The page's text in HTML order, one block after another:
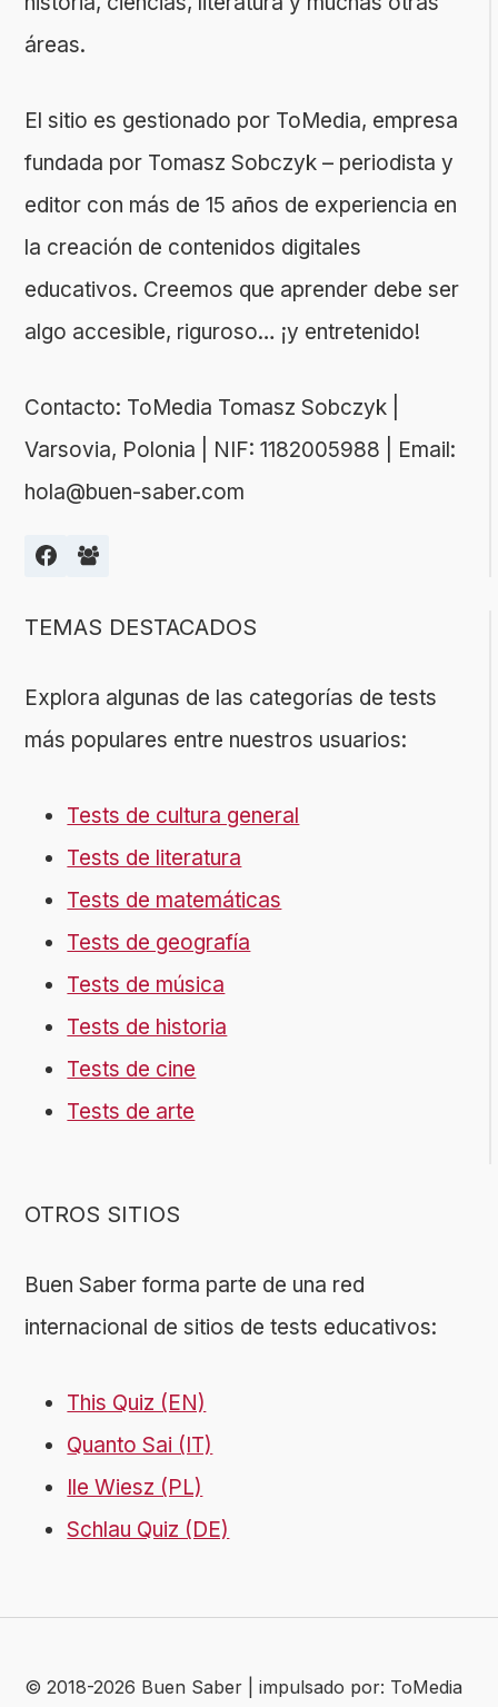
áreas.
El sitio es gestionado por ToMedia, empresa
fundada por Tomasz Sobczyk – periodista y
editor con más de 15 años de experiencia en
la creación de contenidos digitales
educativos. Creemos que aprender debe ser
algo accesible, riguroso… ¡y entretenido!
Contacto: ToMedia Tomasz Sobczyk |
Varsovia, Polonia | NIF: 1182005988 | Email:
hola@buen-saber.com
TEMAS DESTACADOS
Explora algunas de las categorías de tests
más populares entre nuestros usuarios:
Tests de cultura general
Tests de literatura
Tests de matemáticas
Tests de geografía
Tests de música
Tests de historia
Tests de cine
Tests de arte
OTROS SITIOS
Buen Saber forma parte de una red
internacional de sitios de tests educativos:
This Quiz (EN)
Quanto Sai (IT)
Ile Wiesz (PL)
Schlau Quiz (DE)
© 2018-2026 Buen Saber | impulsado por: ToMedia